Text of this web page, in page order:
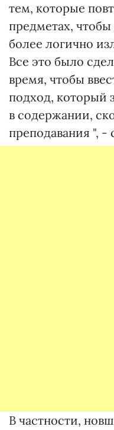
тем, которые
предметах,
более логично
Все это было
время, чтобы
подход, который
в содержании,
преподавания ", -
В частности,